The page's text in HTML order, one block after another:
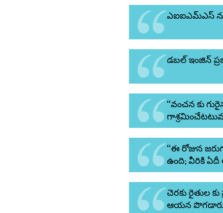
ఎఐఐఎమ్ఎస్
డబల్ ఇంజిన్
‘‘వంచన కు
‘‘ఈ రోజున
ఉంది; వీరికి ఏదీ
చెరకు రైతుల
ఆయన